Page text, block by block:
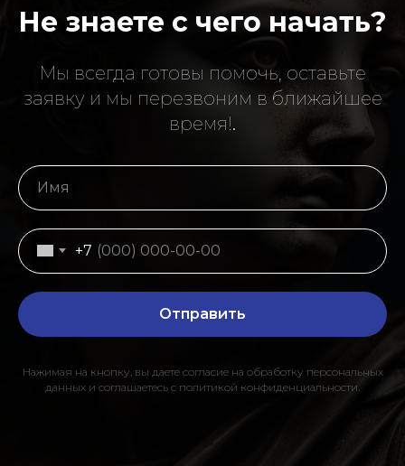
Не знаете с чего начать?
Мы всегда готовы помочь, оставьте
заявку и мы перезвоним в ближайшее
время!.
+7
Отправить
Нажимая на кнопку, вы даете согласие на обработку персональных
данных и соглашаетесь c политикой конфиденциальности.